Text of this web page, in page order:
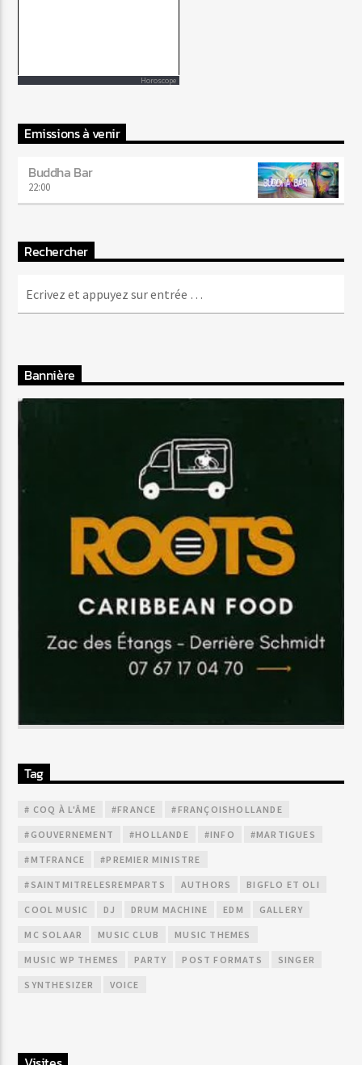
Horoscope
Emissions à venir
Buddha Bar
22:00
Rechercher
Bannière
Tag
# COQ À L'ÂME #FRANCE #FRANÇOISHOLLANDE
#GOUVERNEMENT #HOLLANDE #INFO #MARTIGUES
#MTFRANCE #PREMIER MINISTRE
#SAINTMITRELESREMPARTS AUTHORS BIGFLO ET OLI
COOL MUSIC DJ DRUM MACHINE EDM GALLERY
MC SOLAAR MUSIC CLUB MUSIC THEMES
MUSIC WP THEMES PARTY POST FORMATS SINGER
SYNTHESIZER VOICE